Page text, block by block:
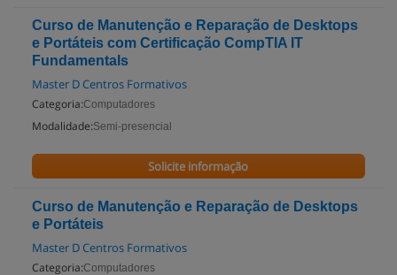
Curso de Manutenção e Reparação de Desktops
e Portáteis com Certificação CompTIA IT
Fundamentals
Master D Centros Formativos
Categoria:Computadores
Modalidade:Semi-presencial
Solicite informação
Curso de Manutenção e Reparação de Desktops
e Portáteis
Master D Centros Formativos
Categoria:Computadores